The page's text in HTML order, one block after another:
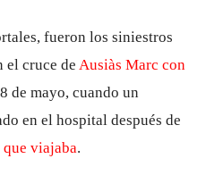
fueron los siniestros
el cruce de Ausiàs Marc con
de mayo, cuando un
en el hospital después de
viajaba.